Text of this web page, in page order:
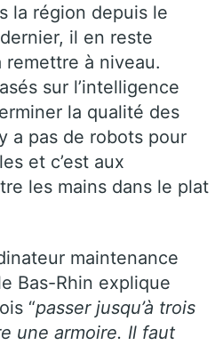
la région depuis le
il en reste
à niveau.
sur l’intelligence
la qualité des
a pas de robots pour
et c’est aux
les mains dans le plat
maintenance
Bas-Rhin explique
“passer jusqu’à trois
une armoire. Il faut